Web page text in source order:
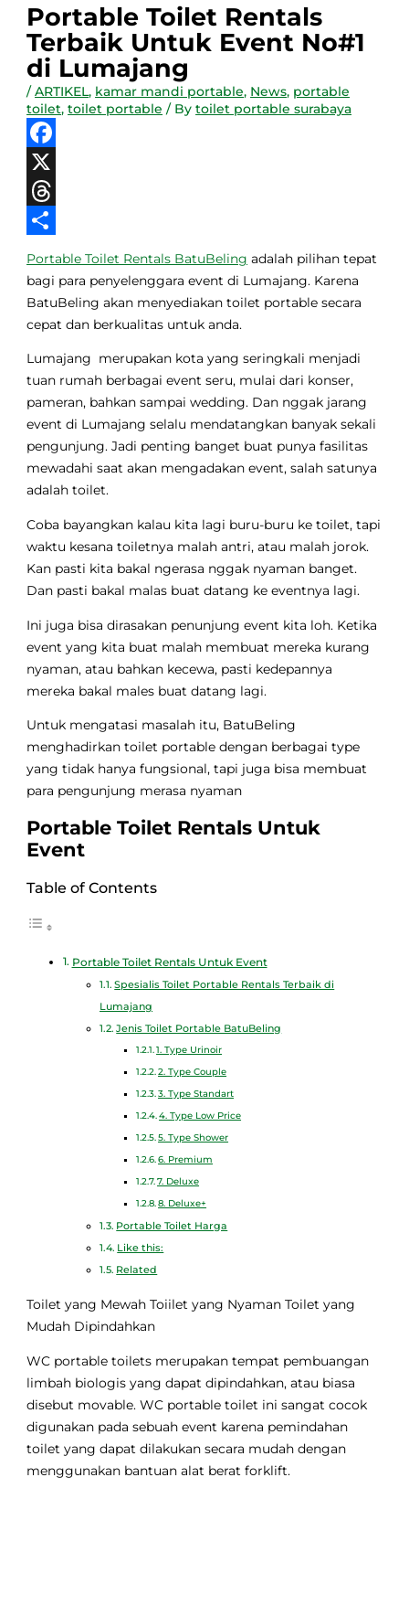
Portable Toilet Rentals
Terbaik Untuk Event No#1
di Lumajang
/ARTIKEL, kamar mandi portable, News, portable
toilet,toilet portable / Bytoilet portable surabaya
Facebook
X
Threads
Portable Toilet Rentals BatuBeling adalah pilihan tepat
bagi para penyelenggara event di Lumajang. Karena
BatuBeling akan menyediakan toilet portable secara
cepat dan berkualitas untuk anda.
Lumajang merupakan kota yang seringkali menjadi
tuan rumah berbagai event seru, mulai dari konser,
pameran, bahkan sampai wedding. Dan nggak jarang
event di Lumajang selalu mendatangkan banyak sekali
pengunjung. Jadi penting banget buat punya fasilitas
mewadahi saat akan mengadakan event, salah satunya
adalah toilet.
Coba bayangkan kalau kita lagi buru-buru ke toilet, tapi
waktu kesana toiletnya malah antri, atau malah jorok.
Kan pasti kita bakal ngerasa nggak nyaman banget.
Dan pasti bakal malas buat datang ke eventnya lagi.
Ini juga bisa dirasakan penunjung event kita loh. Ketika
event yang kita buat malah membuat mereka kurang
nyaman, atau bahkan kecewa, pasti kedepannya
mereka bakal males buat datang lagi.
Untuk mengatasi masalah itu, BatuBeling
menghadirkan toilet portable dengan berbagai type
yang tidak hanya fungsional, tapi juga bisa membuat
para pengunjung merasa nyaman
Portable Toilet Rentals Untuk
Event
Table of Contents
Portable Toilet Rentals Untuk Event
Spesialis Toilet Portable Rentals Terbaik di
Lumajang
Jenis Toilet Portable BatuBeling
1. Type Urinoir
2. Type Couple
3. Type Standart
4. Type Low Price
5. Type Shower
6. Premium
7. Deluxe
8. Deluxe+
Portable Toilet Harga
Like this:
Related
Toilet yang Mewah Toiilet yang Nyaman Toilet yang
Mudah Dipindahkan
WC portable toilets merupakan tempat pembuangan
limbah biologis yang dapat dipindahkan, atau biasa
disebut movable. WC portable toilet ini sangat cocok
digunakan pada sebuah event karena pemindahan
toilet yang dapat dilakukan secara mudah dengan
menggunakan bantuan alat berat forklift.